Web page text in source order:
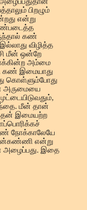
பிறழும்
என்று
கண்
விழித்த
மீன் ஒன்றே
அம்மை
கண் இமையாது
கொள்ளும்போது
அருமையை
மீன் தான்
தன் இமையற்ற
நோக்காலேயே
என்று
அழைப்பது. இதை